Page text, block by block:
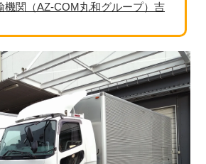
機関（AZ-COM丸和グループ）吉